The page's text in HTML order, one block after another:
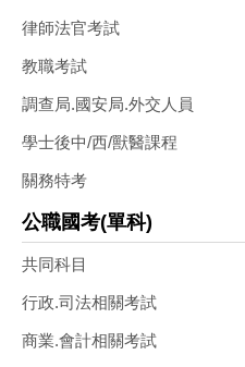
律師法官考試
教職考試
調查局.國安局.外交人員
學士後中/西/獸醫課程
關務特考
公職國考(單科)
共同科目
行政.司法相關考試
商業.會計相關考試